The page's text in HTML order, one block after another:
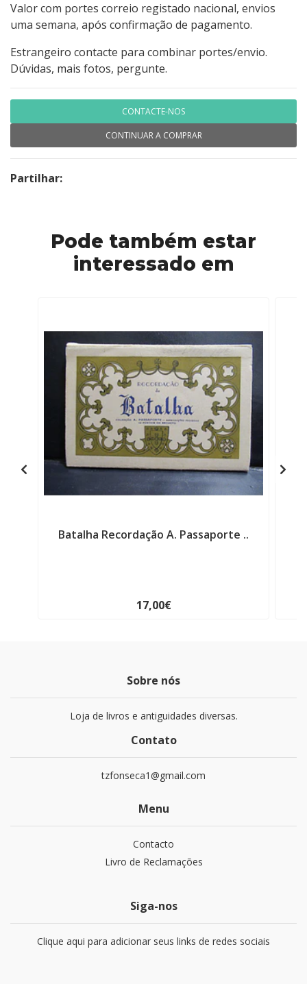
Valor com portes correio registado nacional, envios
uma semana, após confirmação de pagamento.
Estrangeiro contacte para combinar portes/envio.
Dúvidas, mais fotos, pergunte.
CONTACTE-NOS
CONTINUAR A COMPRAR
Partilhar:
Pode também estar
interessado em
Batalha Recordação A. Passaporte ..
17,00€
Sobre nós
Loja de livros e antiguidades diversas.
Contato
tzfonseca1@gmail.com
Menu
Contacto
Livro de Reclamações
Siga-nos
Clique aqui para adicionar seus links de redes sociais